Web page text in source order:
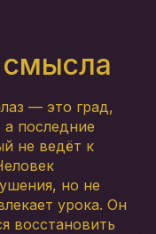
смысла
— это град,
последние
не ведёт к
но не
урока. Он
восстановить